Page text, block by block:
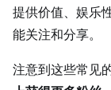
提供价值、娱乐
能关注和分享。
注意到这些常见